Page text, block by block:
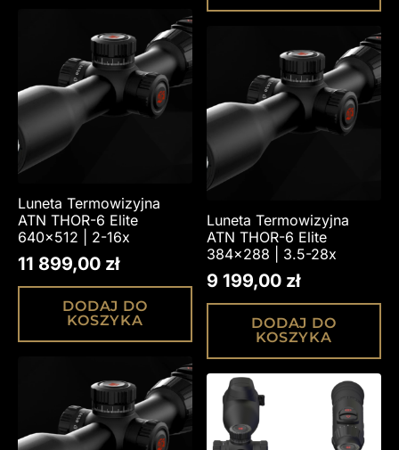
Luneta Termowizyjna
ATN THOR-6 Elite
640×512 | 2-16x
11 899,00 zł
DODAJ DO
KOSZYKA
Luneta Termowizyjna
ATN THOR-6 Elite
384×288 | 3.5-28x
9 199,00 zł
DODAJ DO
KOSZYKA